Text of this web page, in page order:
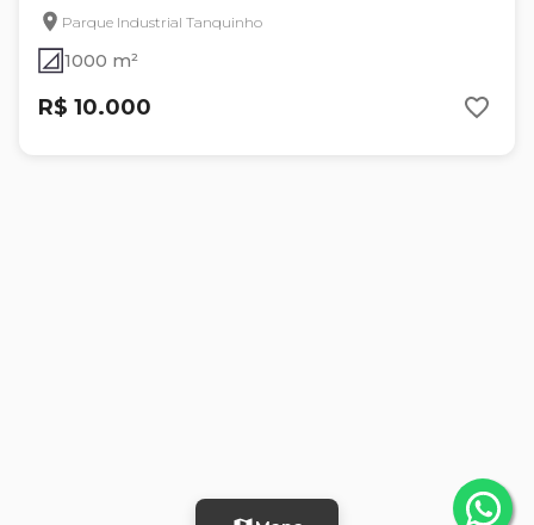
Parque Industrial Tanquinho
1000 m²
R$ 10.000